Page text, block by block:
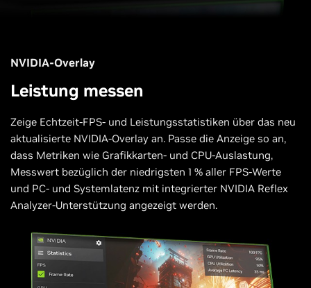
NVIDIA-Overlay
Leistung messen
Zeige Echtzeit-FPS- und Leistungsstatistiken über das neu
aktualisierte NVIDIA-Overlay an. Passe die Anzeige so an,
dass Metriken wie Grafikkarten- und CPU-Auslastung,
Messwert bezüglich der niedrigsten 1 % aller FPS-Werte
und PC- und Systemlatenz mit integrierter NVIDIA Reflex
Analyzer-Unterstützung angezeigt werden.